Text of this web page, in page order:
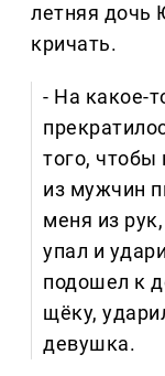
летняя дочь
кричать.
- На какое-
того, чтобы
из мужчин
меня из
упал и
подошел к
щёку,
девушка.